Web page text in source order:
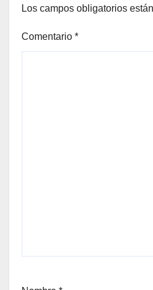
Los campos obligatorios
Comentario *